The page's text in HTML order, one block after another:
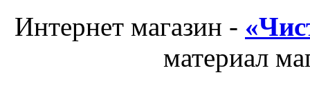
Интернет магазин -
материал